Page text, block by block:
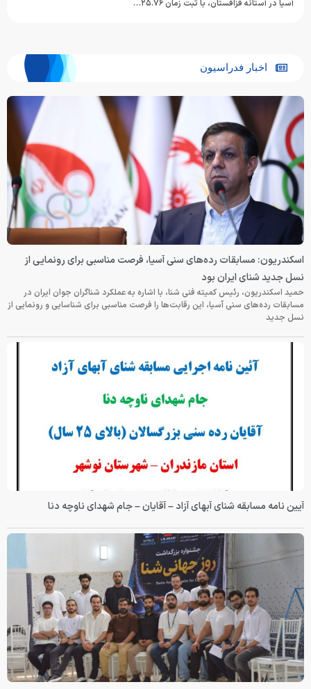
آسیا در آستانه قزاقستان، با ثبت زمان ۲۵.۷۶…
اخبار فدراسیون
اسکندریون: مسابقات رده‌های سنی آسیا، فرصت مناسبی برای رونمایی از
نسل جدید شنای ایران بود
حمید اسکندریون، رئیس کمیته فنی شنا، با اشاره به عملکرد شناگران جوان ایران در
مسابقات رده‌های سنی آسیا، این رقابت‌ها را فرصت مناسبی برای شناسایی و رونمایی از
نسل جدید
آیین نامه مسابقه شنای آبهای آزاد – آقایان – جام شهدای ناوچه دنا